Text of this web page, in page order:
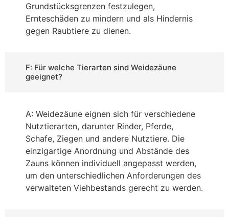
Grundstücksgrenzen festzulegen,
Ernteschäden zu mindern und als Hindernis
gegen Raubtiere zu dienen.
F: Für welche Tierarten sind Weidezäune
geeignet?
A: Weidezäune eignen sich für verschiedene
Nutztierarten, darunter Rinder, Pferde,
Schafe, Ziegen und andere Nutztiere. Die
einzigartige Anordnung und Abstände des
Zauns können individuell angepasst werden,
um den unterschiedlichen Anforderungen des
verwalteten Viehbestands gerecht zu werden.